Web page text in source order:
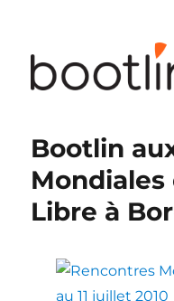
Bootlin
Libre à